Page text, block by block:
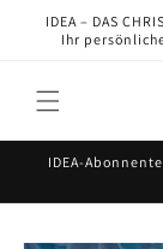
zum
Inhalt
IDEA – DAS
Ihr
IDEA-